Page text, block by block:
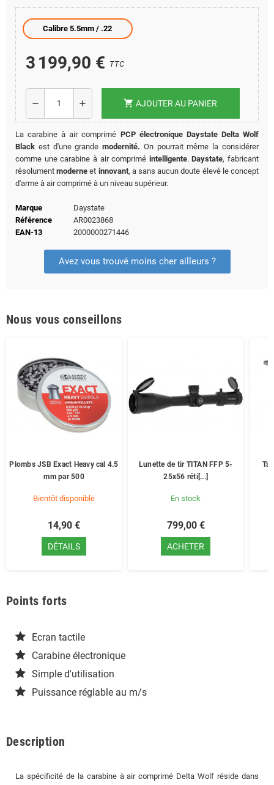
Calibre 5.5mm / .22
3 199,90 € TTC
remove add shopping_cart AJOUTER AU PANIER
La carabine à air comprimé PCP électronique Daystate Delta Wolf
Black est d'une grandemodernité. On pourrait même la considérer
comme une carabine à air comprimé intelligente.Daystate, fabricant
résolumentmoderne et innovant, a sans aucun doute élevé le concept
d'arme à air comprimé à un niveau supérieur.
Marque
Daystate
Référence
AR0023868
EAN-13
2000000271446
Avez vous trouvé moins cher ailleurs ?
Nous vous conseillons
Plombs JSB Exact Heavy cal 4.5
mm par 500
Bientôt disponible
14,90 €
DÉTAILS
Lunette de tir TITAN FFP 5-
25x56 réti[...]
En stock
799,00 €
ACHETER
Points forts
Ecran tactile
Carabine électronique
Simple d'utilisation
Puissance réglable au m/s
Description
La spécificité de la carabine à air comprimé Delta Wolf réside dans